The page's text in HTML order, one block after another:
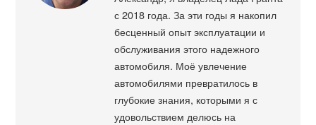
с 2018 года. За эти годы я накопил
бесценный опыт эксплуатации и
обслуживания этого надежного
автомобиля. Моё увлечение
автомобилями превратилось в
глубокие знания, которыми я с
удовольствием делюсь на